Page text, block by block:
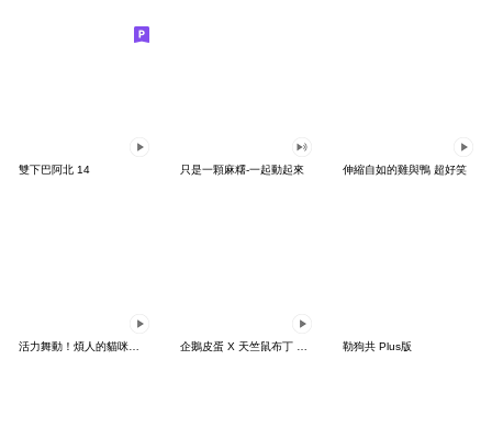
雙下巴阿北 14 只是一顆麻糬-一起動起來 伸縮自如的雞與鴨 超好笑
活力舞動！煩人的貓咪★迷你版 2 企鵝皮蛋 X 天竺鼠布丁 有點厭世 勒狗共 Plus版